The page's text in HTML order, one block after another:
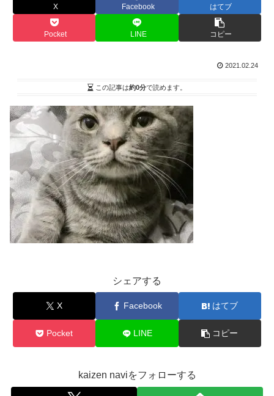
X Facebook はてブ
Pocket LINE コピー
2021.02.24
この記事は約0分で読めます。
シェアする
X Facebook はてブ
Pocket LINE コピー
kaizen naviをフォローする